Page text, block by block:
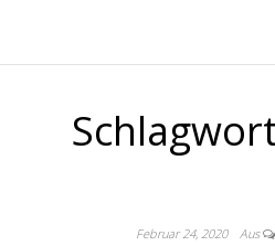
Februar 24, 2020 Aus